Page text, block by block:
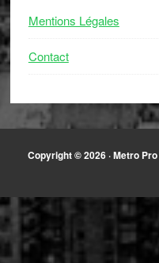
Mentions Légales
Contact
Copyright © 2026 ·Metro Pro